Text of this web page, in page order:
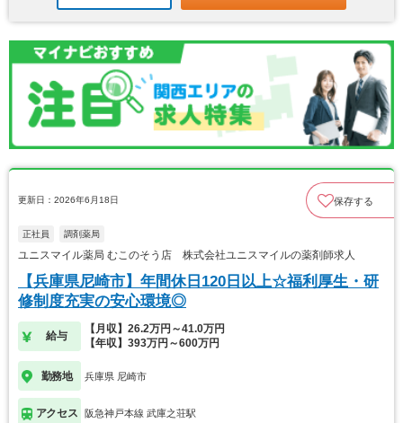
更新日：2026年6月18日 保存する
正社員 調剤薬局
ユニスマイル薬局 むこのそう店 株式会社ユニスマイルの薬剤師求人
【兵庫県尼崎市】年間休日120日以上☆福利厚生・研
修制度充実の安心環境◎
給与
【月収】26.2万円～41.0万円
【年収】393万円～600万円
勤務地 兵庫県 尼崎市
アクセス 阪急神戸本線 武庫之荘駅